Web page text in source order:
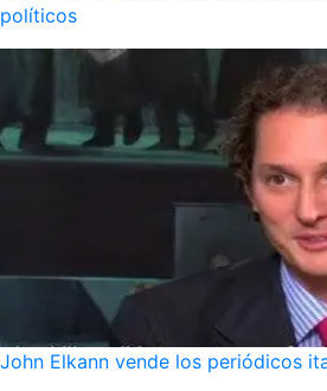
políticos
John Elkann vende los periódicos